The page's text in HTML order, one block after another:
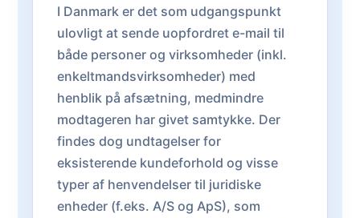
I Danmark er det som udgangspunkt
ulovligt at sende uopfordret e-mail til
både personer og virksomheder (inkl.
enkeltmandsvirksomheder) med
henblik på afsætning, medmindre
modtageren har givet samtykke. Der
findes dog undtagelser for
eksisterende kundeforhold og visse
typer af henvendelser til juridiske
enheder (f.eks. A/S og ApS), som